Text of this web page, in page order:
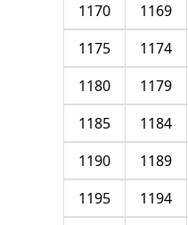
1169
1170
1174
1175
1179
1180
1184
1185
1189
1190
1194
1195